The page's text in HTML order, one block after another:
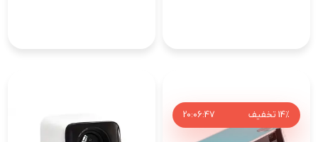
تخفیف 14%
20:06:46